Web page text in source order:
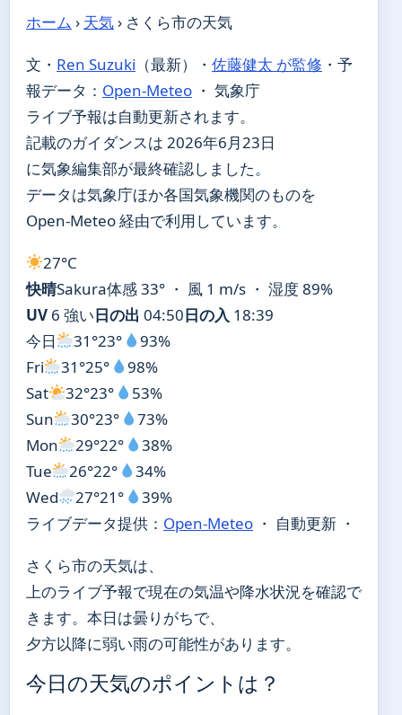
ホーム › 天気› さくら市の天気
文・ Ren Suzuki （最新） ・ 佐藤健太 が監修 ・ 予
報データ： Open-Meteo ・ 気象庁
ライブ予報は自動更新されます。
記載のガイダンスは 2026年6月23日
に気象編集部が最終確認しました。
データは気象庁ほか各国気象機関のものを
Open-Meteo 経由で利用しています。
27°C
快晴Sakura体感 33° ・ 風 1 m/s ・ 湿度 89%
UV 6 強い日の出 04:50日の入 18:39
今日
31°23°
93%
Fri
31°25°
98%
Sat
32°23°
53%
Sun
30°23°
73%
Mon
29°22°
38%
Tue
26°22°
34%
Wed
27°21°
39%
ライブデータ提供： Open-Meteo ・ 自動更新 ・
さくら市の天気は、
上のライブ予報で現在の気温や降水状況を確認で
きます。本日は曇りがちで、
夕方以降に弱い雨の可能性があります。
今日の天気のポイントは？